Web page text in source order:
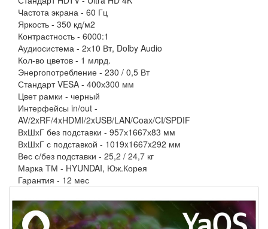
Частота экрана - 60 Гц
Яркость - 350 кд/м2
Контрастность - 6000:1
Аудиосистема - 2х10 Вт, Dolby Audio
Кол-во цветов - 1 млрд.
Энергопотребление - 230 / 0,5 Вт
Стандарт VESA - 400х300 мм
Цвет рамки - черный
Интерфейсы in/out -
AV/2xRF/4xHDMI/2xUSB/LAN/Coax/CI/SPDIF
ВхШхГ без подставки - 957х1667х83 мм
ВхШхГ с подставкой - 1019x1667x292 мм
Вес с/без подставки - 25,2 / 24,7 кг
Марка ТМ - HYUNDAI, Юж.Корея
Гарантия - 12 мес